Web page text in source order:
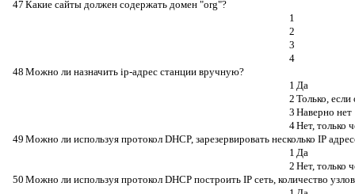
47 Какие сайты должен содержать домен "org"?
1
2
3
4
48 Можно ли назначить ip-адрес станции вручную?
1 Да
2 Только,
3 Наверно нет
4Нет, только
49 Можно ли используя протокол DHCP, зарезервировать несколько IP
1 Да
2 Нет, только
50 Можно ли используя протокол DHCP построить IP сеть, количество